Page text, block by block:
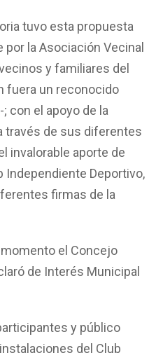
tuvo esta propuesta
la Asociación Vecinal
y familiares del
fuera un reconocido
con el apoyo de la
través de sus diferentes
invalorable aporte de
Independiente Deportivo,
firmas de la
el Concejo
de Interés Municipal
y público
del Club